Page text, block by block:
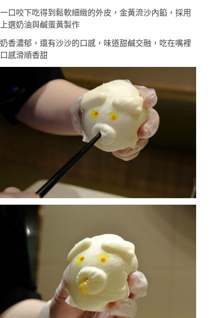
一口咬下吃得到鬆軟細緻的外皮，金黃流沙內餡，採用
上選奶油與鹹蛋黃製作
奶香濃郁，還有沙沙的口感，味道甜鹹交融，吃在嘴裡
口感滑順香甜